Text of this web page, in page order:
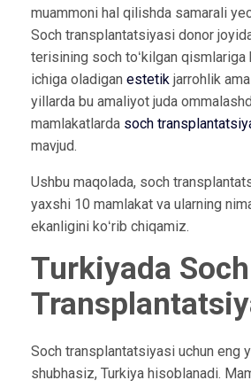
muammoni hal qilishda samarali
Soch transplantatsiyasi donor
terisining soch toʻkilgan qismlariga
ichiga oladigan estetikjarrohlik
yillarda bu amaliyot juda
mamlakatlarda soch
mavjud.
Ushbu maqolada, soch
yaxshi 10 mamlakat va ularning
ekanligini koʻrib chiqamiz.
Turkiyada Soch
Soch transplantatsiyasi uchun eng
shubhasiz, Turkiya hisoblanadi.